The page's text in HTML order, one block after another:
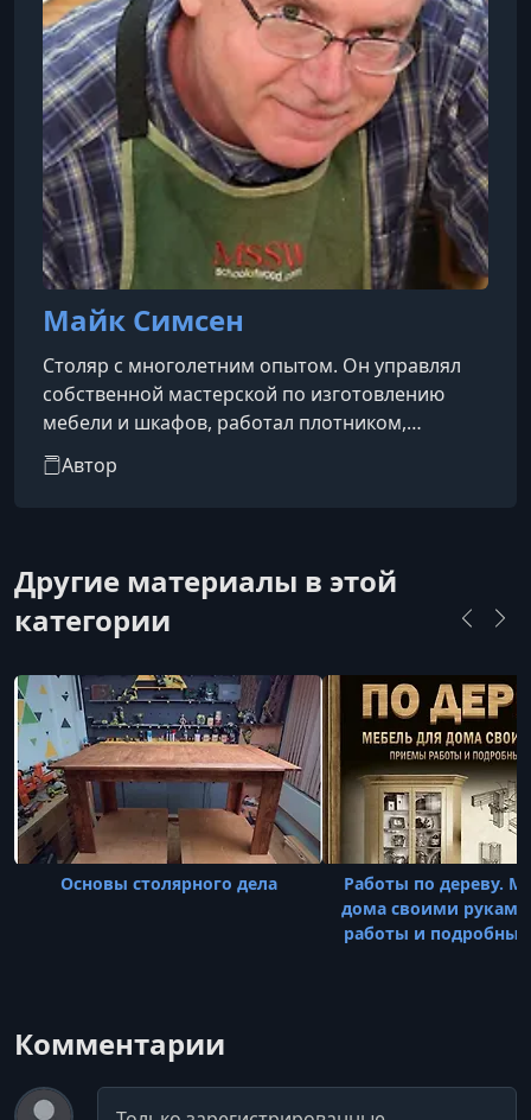
Майк Симсен
Cтоляр с многолетним опытом. Он управлял
собственной мастерской по изготовлению
мебели и шкафов, работал плотником,
реставратором мебели XVIII века и в цехах по
изготовлению столярных изделий и
настоящее время он управляет своей
столярной мастерской и преподает в своей
школе столярного дела "Mike Siemsen's School
Автор
Другие материалы в этой
категории
Основы столярного дела
Работы по дереву.
дома своими
работы и
Комментарии
Комментарий